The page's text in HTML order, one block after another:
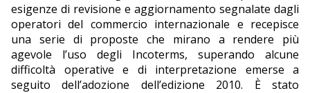
esigenze di revisione e aggiornamento segnalate dagli
operatori del commercio internazionale e recepisce
una serie di proposte che mirano a rendere più
agevole l’uso degli Incoterms, superando alcune
difficoltà operative e di interpretazione emerse a
seguito dell’adozione dell’edizione 2010. È stato